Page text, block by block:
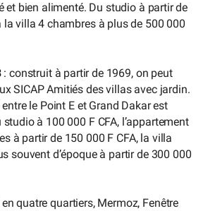
et bien alimenté. Du studio à partir de
la villa 4 chambres à plus de 500 000
: construit à partir de 1969, on peut
SICAP Amitiés des villas avec jardin.
le Point E et Grand Dakar est
à 100 000 F CFA, l’appartement
à partir de 150 000 F CFA, la villa
souvent d’époque à partir de 300 000
quatre quartiers, Mermoz, Fenêtre